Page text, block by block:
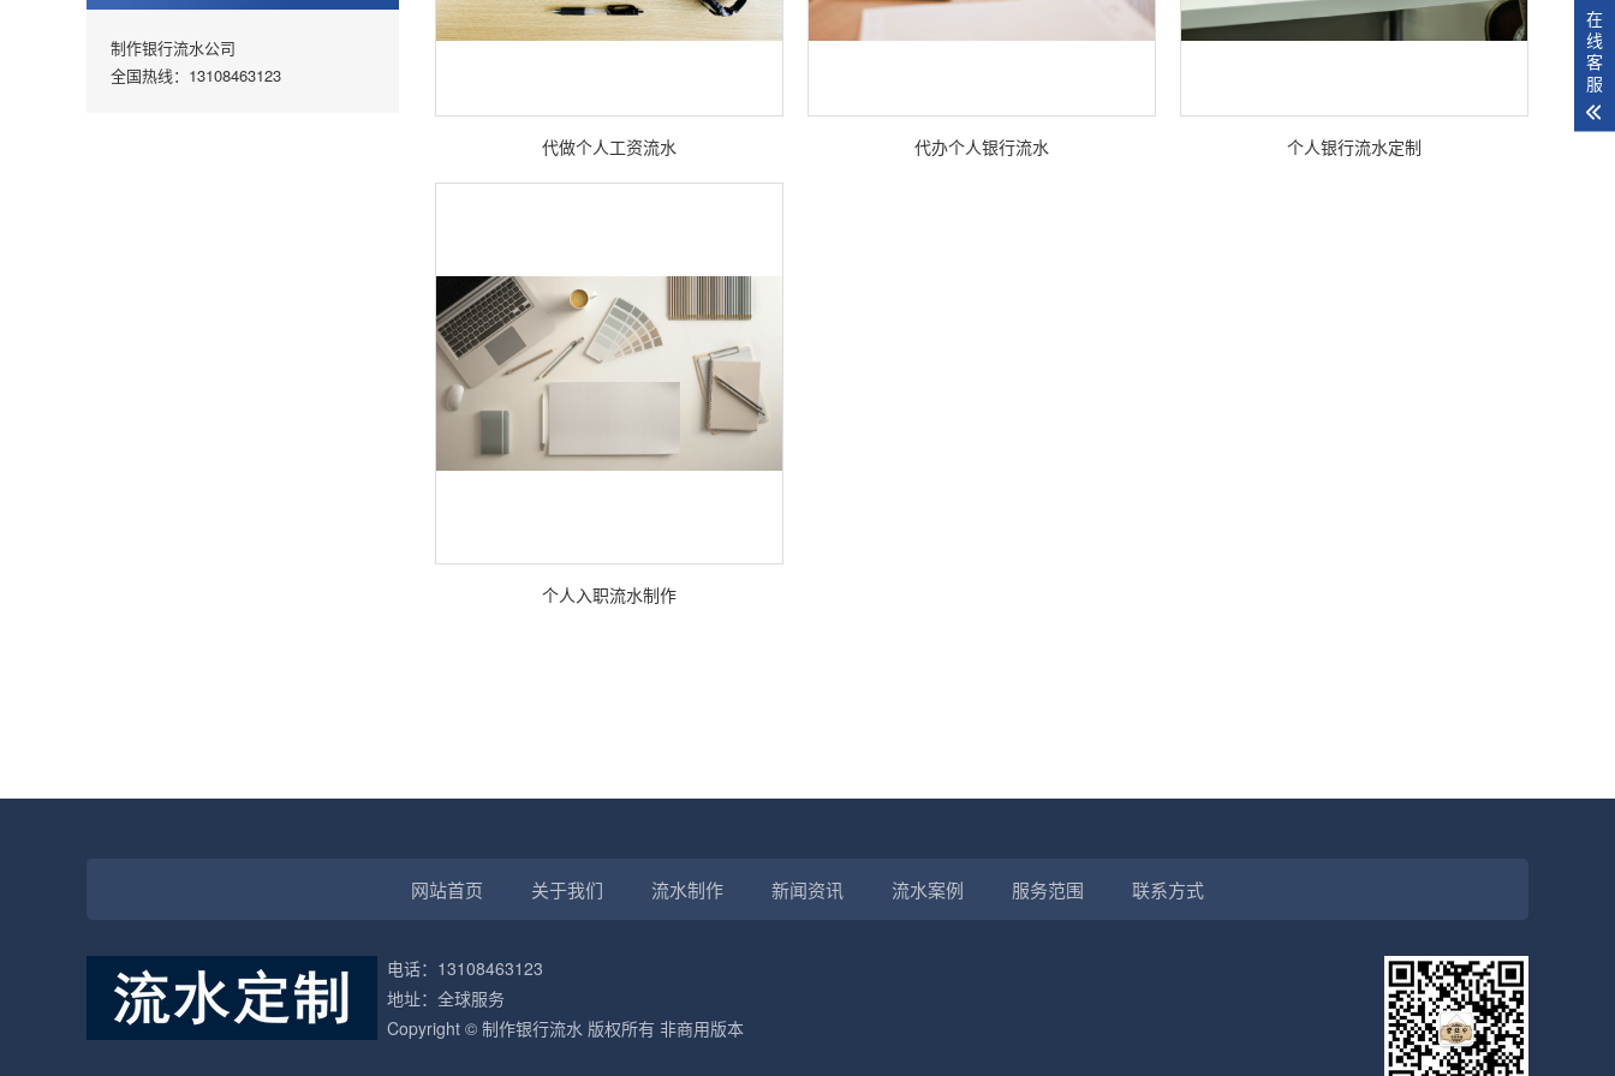
制作银行流水公司
全国热线：13108463123
代做个人工资流水 代办个人银行流水 个人银行流水定制
个人入职流水制作
网站首页 关于我们 流水制作 新闻资讯 流水案例 服务范围 联系方式
电话：13108463123
地址：全球服务
Copyright © 制作银行流水 版权所有 非商用版本
在
线
客
服